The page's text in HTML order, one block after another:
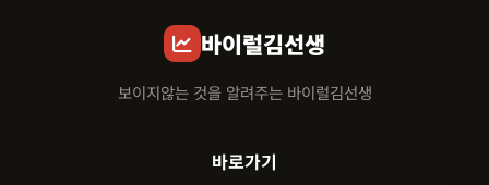
바이럴김선생
보이지않는 것을 알려주는 바이럴김선생
바로가기